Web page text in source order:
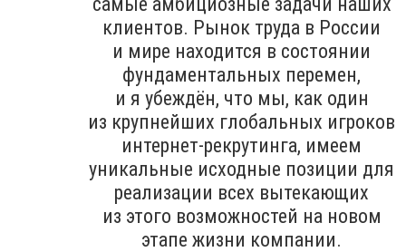
клиентов. Рынок труда в России
и мире находится в состоянии
фундаментальных перемен,
и я убеждён, что мы, как один
из крупнейших глобальных игроков
интернет-рекрутинга, имеем
уникальные исходные позиции для
реализации всех вытекающих
из этого возможностей на новом
этапе жизни компании.